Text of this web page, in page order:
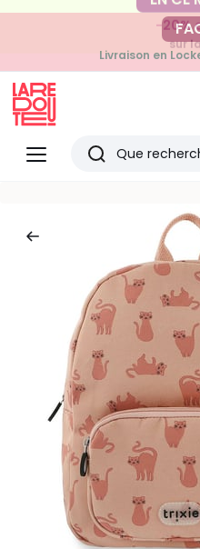
-20%
sur
Livraison en
pour vos
Menu
Redoute
Rechercher